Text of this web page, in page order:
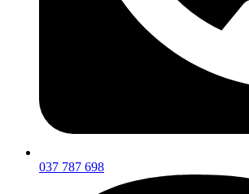
037 787 698